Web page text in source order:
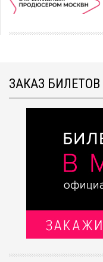
ЗАКАЗ БИЛЕТОВ